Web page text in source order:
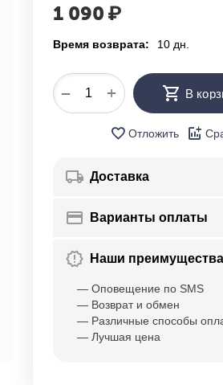
1 090 ₽
Время возврата: 10 дн.
+
− В
Отложить
Доставка
Варианты оплаты
Наши преимущества
— Оповещение по SMS
— Возврат и обмен
— Различные способы
— Лучшая цена